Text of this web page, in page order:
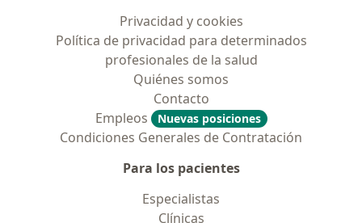
Privacidad y cookies
Política de privacidad para determinados
profesionales de la salud
Quiénes somos
Contacto
Empleos
Nuevas posiciones
Condiciones Generales de Contratación
Para los pacientes
Especialistas
Clínicas